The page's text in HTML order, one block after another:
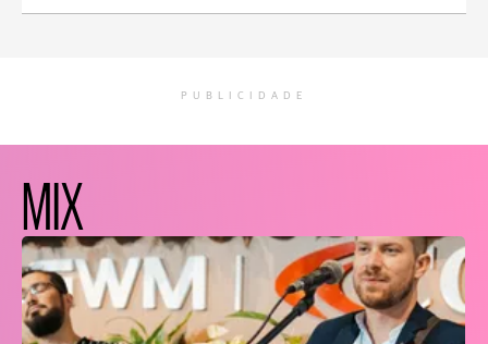
PUBLICIDADE
MIX